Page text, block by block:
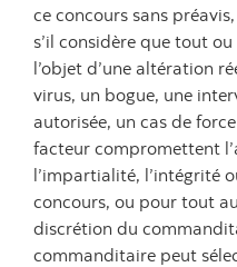
ce concours sans
s’il considère que tout
l’objet d’une altération
virus, un bogue, une
autorisée, un cas de
facteur compromettent
l’impartialité, l’intégrité
concours, ou pour tout
discrétion du
commanditaire peut